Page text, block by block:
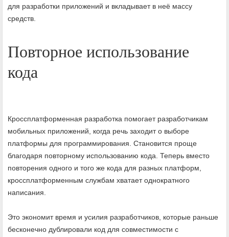
для разработки приложений и вкладывает в неё массу
средств.
Повторное использование
кода
Кроссплатформенная разработка помогает разработчикам
мобильных приложений, когда речь заходит о выборе
платформы для программирования. Становится проще
благодаря повторному использованию кода. Теперь вместо
повторения одного и того же кода для разных платформ,
кроссплатформенным службам хватает однократного
написания.
Это экономит время и усилия разработчиков, которые раньше
бесконечно дублировали код для совместимости с